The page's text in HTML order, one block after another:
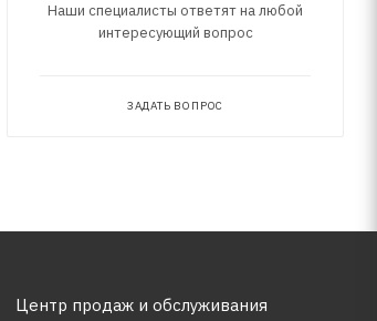
Наши специалисты ответят на любой
интересующий вопрос
ЗАДАТЬ ВОПРОС
Центр продаж и обслуживания